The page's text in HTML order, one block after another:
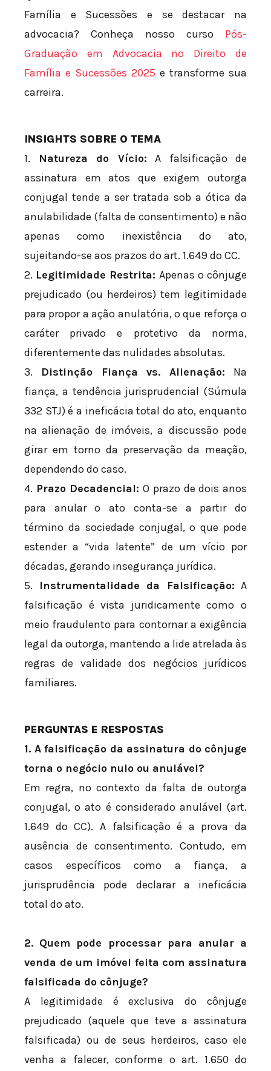
Família e Sucessões e se destacar na
advocacia? Conheça nosso curso Pós-
Graduação em Advocacia no Direito de
Família e Sucessões 2025 e transforme sua
carreira.
INSIGHTS SOBRE O TEMA
1.
Natureza do Vício: A falsificação de
assinatura em atos que exigem outorga
conjugal tende a ser tratada sob a ótica da
anulabilidade (falta de consentimento) e não
apenas como inexistência do ato,
sujeitando-se aos prazos do art. 1.649 do CC.
2. Legitimidade Restrita: Apenas o cônjuge
prejudicado (ou herdeiros) tem legitimidade
para propor a ação anulatória, o que reforça o
caráter privado e protetivo da norma,
diferentemente das nulidades absolutas.
3. Distinção Fiança vs. Alienação: Na
fiança, a tendência jurisprudencial (Súmula
332 STJ) é a ineficácia total do ato, enquanto
na alienação de imóveis, a discussão pode
girar em torno da preservação da meação,
dependendo do caso.
4. Prazo Decadencial: O prazo de dois anos
para anular o ato conta-se a partir do
término da sociedade conjugal, o que pode
estender a “vida latente” de um vício por
décadas, gerando insegurança jurídica.
5.
Instrumentalidade da Falsificação: A
falsificação é vista juridicamente como o
meio fraudulento para contornar a exigência
legal da outorga, mantendo a lide atrelada às
regras de validade dos negócios jurídicos
familiares.
PERGUNTAS E RESPOSTAS
1. A falsificação da assinatura do cônjuge
torna o negócio nulo ou anulável?
Em regra, no contexto da falta de outorga
conjugal, o ato é considerado anulável (art.
1.649 do CC). A falsificação é a prova da
ausência de consentimento. Contudo, em
casos específicos como a fiança, a
jurisprudência pode declarar a ineficácia
total do ato.
2. Quem pode processar para anular a
venda de um imóvel feita com assinatura
falsificada do cônjuge?
A legitimidade é exclusiva do cônjuge
prejudicado (aquele que teve a assinatura
falsificada) ou de seus herdeiros, caso ele
venha a falecer, conforme o art. 1.650 do